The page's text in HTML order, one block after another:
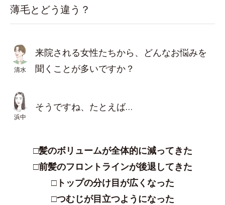
薄毛とどう違う？
清水
来院される女性たちから、どんなお悩みを
聞くことが多いですか？
浜中
そうですね、たとえば…
□髪のボリュームが全体的に減ってきた
□前髪のフロントラインが後退してきた
□トップの分け目が広くなった
□つむじが目立つようになった